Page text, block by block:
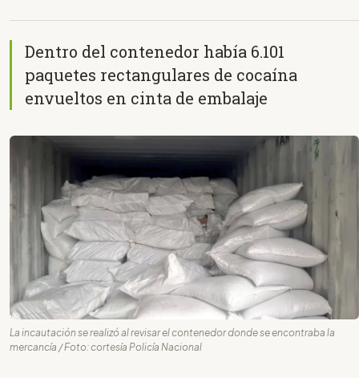
Dentro del contenedor había 6.101
paquetes rectangulares de cocaína
envueltos en cinta de embalaje
La incautación se realizó al revisar el contenedor donde se encontraba la
mercancía / Foto: cortesía Policía Nacional